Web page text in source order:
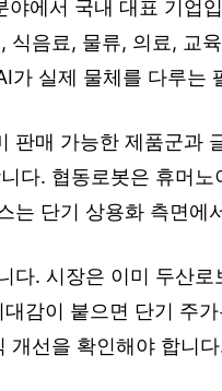
에서 국내 대표 기업
식음료, 물류, 의료, 교
가 실제 물체를 다루는
판매 가능한 제품군과
다. 협동로봇은 휴머
는 단기 상용화 측면에
다. 시장은 이미 두산
감이 붙으면 단기 주
개선을 확인해야 합니